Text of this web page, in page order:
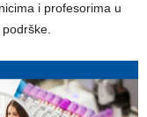
i profesorima u